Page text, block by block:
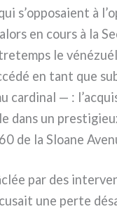
s’opposaient à
en cours à la
le
en tant que
car­di­nal — :
dans un
de la Sloane
par des
une per­te